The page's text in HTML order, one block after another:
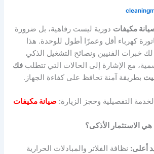
مكيفات دورية ليست رفاهية، بل ضرورة
كهرباء أقل وعمرًا أطول للوحدة. هذا
خبرات الفنيين ونصائح التشغيل الذكي
مع الإشارة إلى الحالات التي تتطلبفك
بطريقة آمنة تحافظ على كفاءة الجهاز.
التفصيلية وحجز الزيارة: صيانة مكيفات
هي الاستثمار الأذكى؟
أعلى: نظافة الفلاتر والمبادلات الحرارية